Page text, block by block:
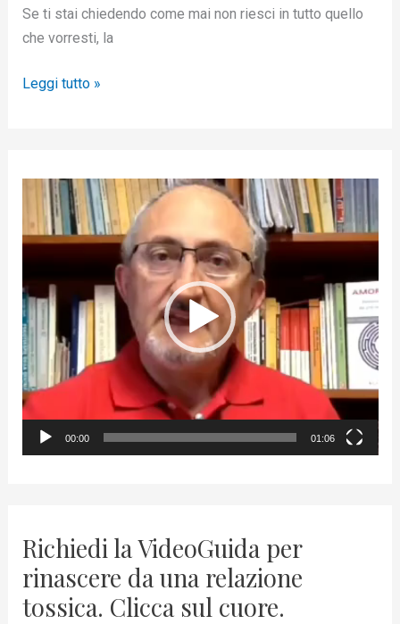
Se ti stai chiedendo come mai non riesci in tutto quello
che vorresti, la
Leggi tutto »
d
o
P
l
a
y
00:00 01:06
Richiedi la VideoGuida per
rinascere da una relazione
tossica. Clicca sul cuore.